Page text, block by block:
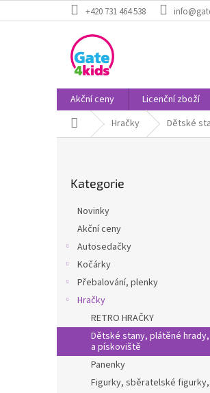
na
+420 731 464 538
Akční ceny Licenční zboží
Domů Hračky Dětské
e
kategorie
Kategorie
Novinky
Akční ceny
Autosedačky
Kočárky
Přebalování, plenky
Hračky
RETRO HRAČKY
Dětské stany, plátěné
a pískoviště
Panenky
Figurky, sběratelské